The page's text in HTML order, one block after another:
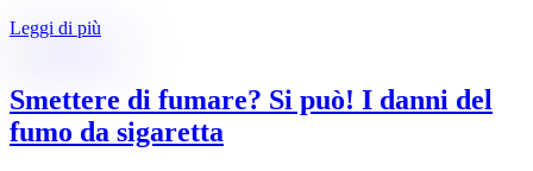
Leggi di più
Smettere di fumare? Si può! I danni del
fumo da sigaretta